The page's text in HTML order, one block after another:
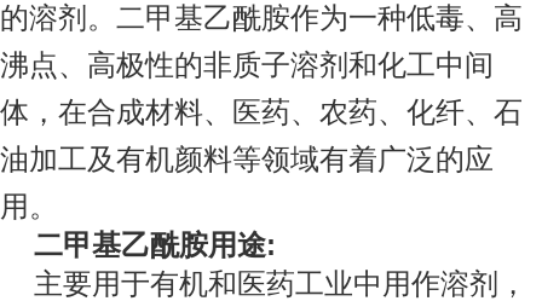
的溶剂。二甲基乙酰胺作为一种低毒、高
沸点、高极性的非质子溶剂和化工中间
体，在合成材料、医药、农药、化纤、石
油加工及有机颜料等领域有着广泛的应
用。
二甲基乙酰胺用途:
主要用于有机和医药工业中用作溶剂，